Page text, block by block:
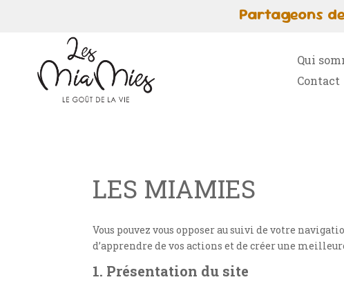
Partageons
Qui
Contact
LES MIAMIES
Vous pouvez vous opposer au suivi de votre
d’apprendre de vos actions et de créer une
1. Présentation du site